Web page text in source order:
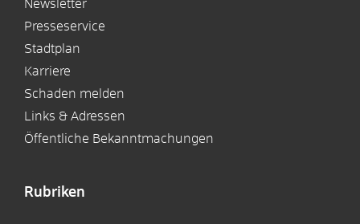
Newsletter
Presseservice
Stadtplan
Karriere
Schaden melden
Links & Adressen
Öffentliche Bekanntmachungen
Rubriken